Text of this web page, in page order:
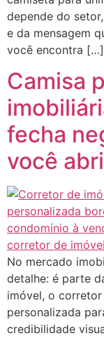
depende do
e da mensagem
você encontra […]
Camisa
fecha
você
No mercado
detalhe: é parte
imóvel, o
personalizada
credibilidade